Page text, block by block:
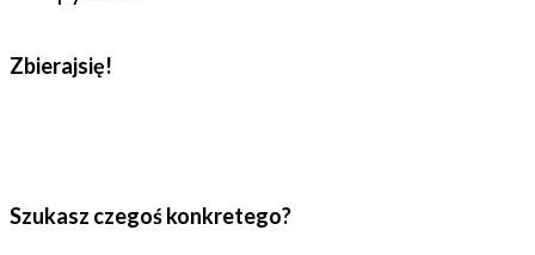
Zbierajsię!
Szukasz czegoś konkretego?